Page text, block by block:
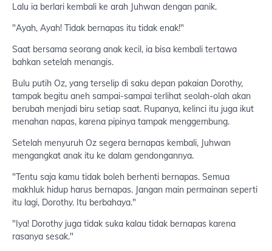
Lalu ia berlari kembali ke arah Juhwan dengan panik.
"Ayah, Ayah! Tidak bernapas itu tidak enak!"
Saat bersama seorang anak kecil, ia bisa kembali tertawa
bahkan setelah menangis.
Bulu putih Oz, yang terselip di saku depan pakaian Dorothy,
tampak begitu aneh sampai-sampai terlihat seolah-olah akan
berubah menjadi biru setiap saat. Rupanya, kelinci itu juga ikut
menahan napas, karena pipinya tampak menggembung.
Setelah menyuruh Oz segera bernapas kembali, Juhwan
mengangkat anak itu ke dalam gendongannya.
"Tentu saja kamu tidak boleh berhenti bernapas. Semua
makhluk hidup harus bernapas. Jangan main permainan seperti
itu lagi, Dorothy. Itu berbahaya."
"Iya! Dorothy juga tidak suka kalau tidak bernapas karena
rasanya sesak."